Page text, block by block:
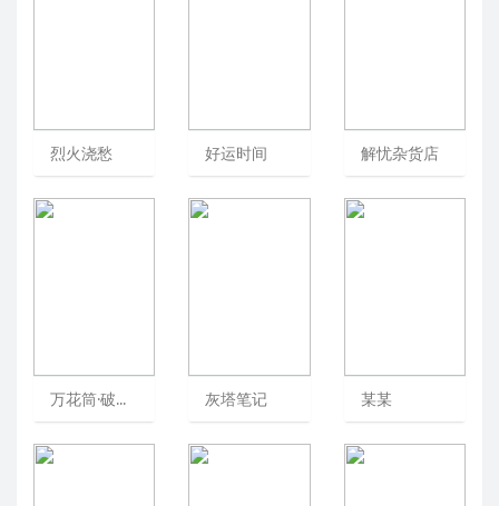
烈火浇愁 好运时间 解忧杂货店
万花筒·破茧:全2册 灰塔笔记 某某